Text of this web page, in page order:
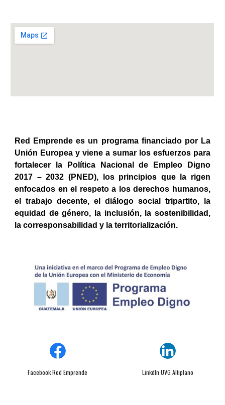
Red Emprende es un programa financiado por La
Unión Europea y viene a sumar los esfuerzos para
fortalecer la Política Nacional de Empleo Digno
2017 – 2032 (PNED), los principios que la rigen
enfocados en el respeto a los derechos humanos,
el trabajo decente, el diálogo social tripartito, la
equidad de género, la inclusión, la sostenibilidad,
la corresponsabilidad y la territorialización.
Facebook Red Emprende Linkdln UVG Altiplano